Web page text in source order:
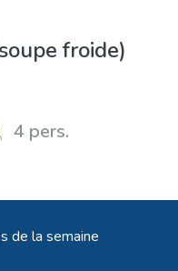
froide)
4 pers.
de la semaine